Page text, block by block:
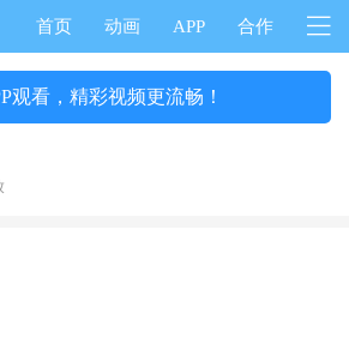
首页 动画 APP 合作
观看，精彩视频更流畅！